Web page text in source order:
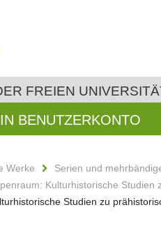
FREIEN
BENUTZERKONTO
Werke Serien und
Kulturhistorische
Studien zu